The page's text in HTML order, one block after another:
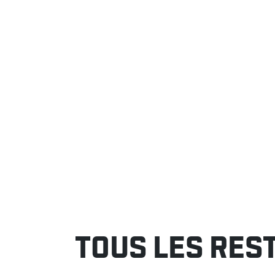
TOUS LES